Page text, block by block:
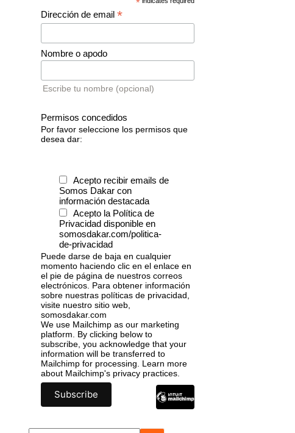
*
Dirección de email*
Nombre o apodo
Escribe tu nombre (opcional)
Permisos concedidos
Por favor seleccione los permisos que
desea dar:
Acepto recibir emails de
Somos Dakar con
información destacada
Acepto la Política de
Privacidad disponible en
somosdakar.com/politica-
de-privacidad
Puede darse de baja en cualquier
momento haciendo clic en el enlace en
el pie de página de nuestros correos
electrónicos. Para obtener información
sobre nuestras políticas de privacidad,
visite nuestro sitio web,
somosdakar.com
We use Mailchimp as our marketing
platform. By clicking below to
subscribe, you acknowledge that your
information will be transferred to
Mailchimp for processing. Learn more
about Mailchimp's privacy practices.